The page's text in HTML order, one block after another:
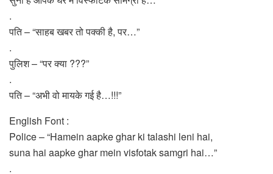
.
पति – “साहब खबर तो पक्की है, पर…”
.
पुलिश – “पर क्या ???”
.
पति – “अभी वो मायके गई है…!!!”
English Font :
Police – “Hamein aapke ghar ki talashi leni hai,
suna hai aapke ghar mein visfotak samgri hai…”
.